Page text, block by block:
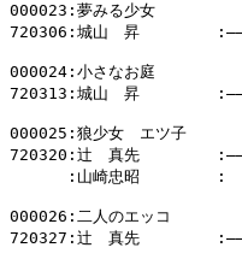
000023:夢みる少女
720306:城山　昇
000024:小さなお庭
720313:城山　昇
000025:狼少女　エツ子
720320:辻　真先
:山崎忠昭
000026:二人のエッコ
720327:辻　真先